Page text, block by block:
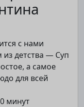
с нами
детства — Суп
а самое
для всей
минут